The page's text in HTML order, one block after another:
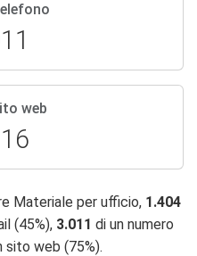
web
Materiale per ufficio, 1.404
(45%), 3.011 di un numero
sito web (75%).